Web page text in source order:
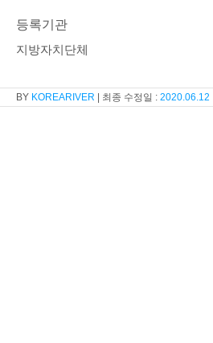
등록기관
지방자치단체
KOREARIVER 2020.06.12